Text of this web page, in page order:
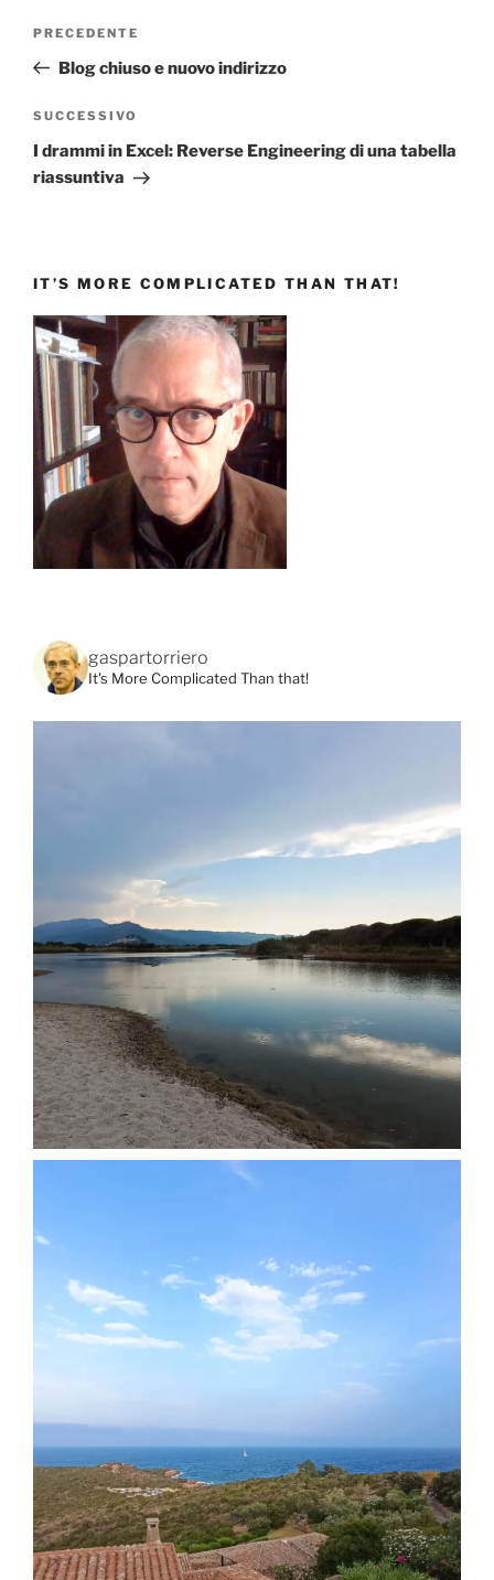
Navigazione
Articolo
precedente:
PRECEDENTE
Blog chiuso e nuovo indirizzo
Articolo
successivo
SUCCESSIVO
I drammi in Excel: Reverse Engineering di una tabella
riassuntiva
IT’S MORE COMPLICATED THAN THAT!
gaspartorriero
It's More Complicated Than that!